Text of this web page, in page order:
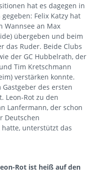
hat es dagegen in
Felix Katzy hat
Wannsee an Max
übergeben und beim
das Ruder. Beide Clubs
der GC Hubbelrath, der
Tim Kretschmann
verstärken konnte.
des ersten
Leon-Rot zu den
Lanfermann, der schon
Deutschen
unterstützt das
Rot ist heiß auf den